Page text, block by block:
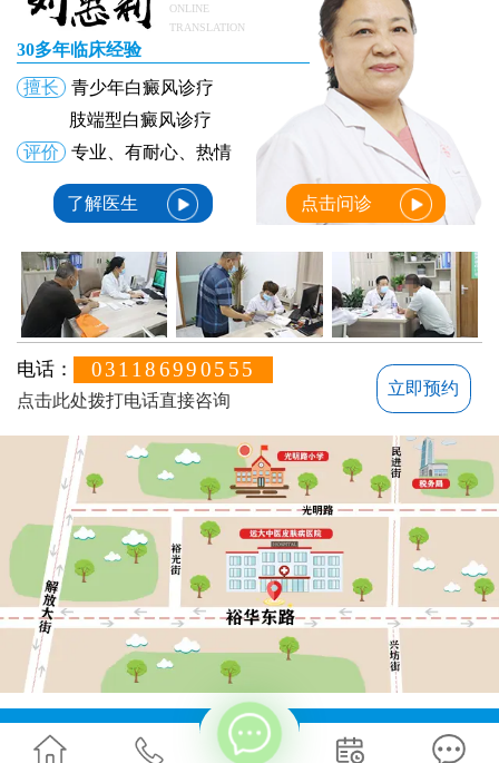
ONLINE
TRANSLATION
30多年临床经验
擅长
青少年白癜风诊疗
肢端型白癜风诊疗
评价
专业、有耐心、热情
了解医生 点击问诊
电话： 031186990555
点击此处拨打电话直接咨询
立即预约
地址：石家庄桥西区裕华东路7号
方便说下您的白癜风症状？